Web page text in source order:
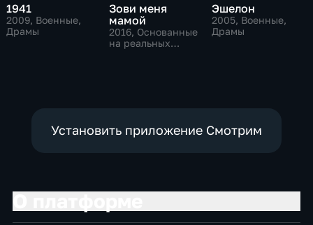
1941
2009, Военные,
Драмы
Зови меня
мамой
2016, Основанные
на реальных
Эшелон
2005, Военные,
Драмы
Установить приложение Смотрим